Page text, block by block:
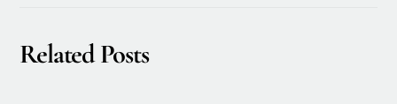
Related Posts